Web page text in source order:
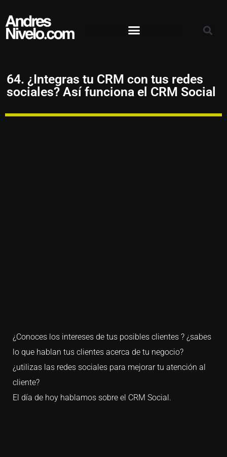
64. ¿Integras tu CRM con tus redes
sociales? Así funciona el CRM Social
¿Conoces los intereses de tus posibles clientes ? ¿sabes
lo que hablan tus clientes acerca de tu negocio?
¿utilizas las redes sociales para mejorar tu atención al
cliente?
El día de hoy hablamos sobre el CRM Social.